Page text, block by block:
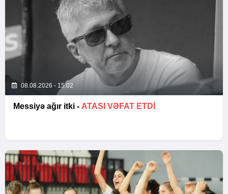
08.08.2026 - 15:02
Messiyə ağır itki - ATASI VƏFAT ETDI